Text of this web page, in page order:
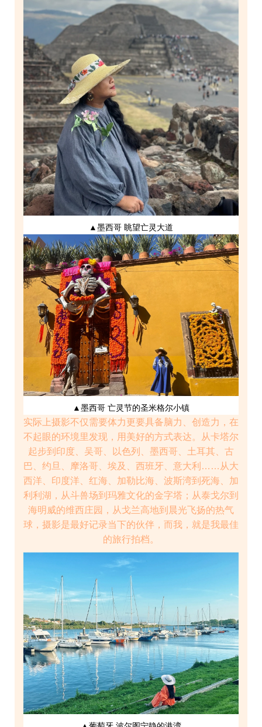
▲墨西哥 眺望亡灵大道
▲墨西哥 亡灵节的圣米格尔小镇
实际上摄影不仅需要体力更要具备脑力、创造力，在
不起眼的环境里发现，用美好的方式表达。从卡塔尔
起步到印度、吴哥、以色列、墨西哥、土耳其、古
巴、约旦、摩洛哥、埃及、西班牙、意大利……从大
西洋、印度洋、红海、加勒比海、波斯湾到死海、加
利利湖，从斗兽场到玛雅文化的金字塔；从泰戈尔到
海明威的维西庄园，从戈兰高地到晨光飞扬的热气
球，摄影是最好记录当下的伙伴，而我，就是我最佳
的旅行拍档。